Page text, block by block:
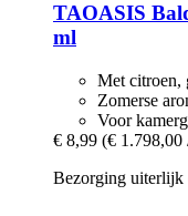
TAOASIS
ml
Met citroen,
Zomerse
Voor
€ 8,99 (€ 1.798,00
Bezorging uiterlijk